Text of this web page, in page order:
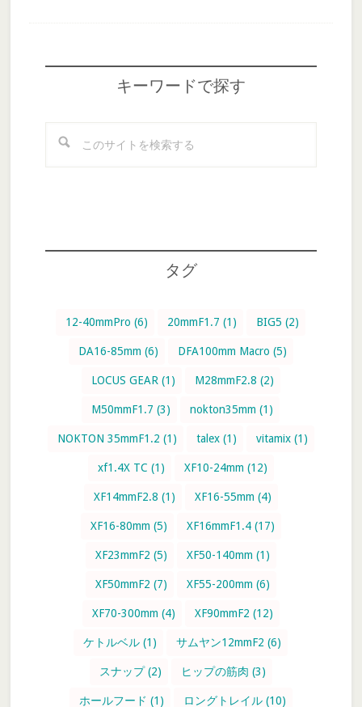
キーワードで探す
タグ
12-40mmPro (6) 20mmF1.7 (1) BIG5 (2)
DA16-85mm (6) DFA100mm Macro (5)
LOCUS GEAR (1) M28mmF2.8 (2)
M50mmF1.7 (3) nokton35mm (1)
NOKTON 35mmF1.2 (1) talex(1) vitamix(1)
xf1.4X TC (1) XF10-24mm (12)
XF14mmF2.8 (1) XF16-55mm (4)
XF16-80mm (5) XF16mmF1.4(17)
XF23mmF2 (5) XF50-140mm (1)
XF50mmF2 (7) XF55-200mm (6)
XF70-300mm (4) XF90mmF2 (12)
ケトルベル (1) サムヤン12mmF2 (6)
スナップ(2) ヒップの筋肉 (3)
ホールフード (1) ロングトレイル(10)